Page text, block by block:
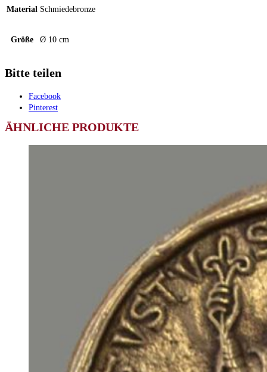
Material Schmiedebronze
Größe Ø 10 cm
Bitte teilen
Facebook
Pinterest
ÄHNLICHE PRODUKTE